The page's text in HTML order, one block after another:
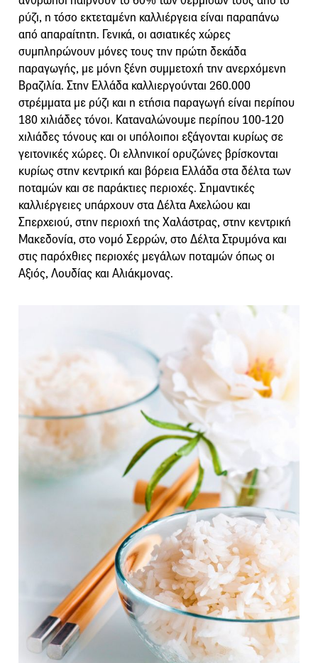
ρύζι, η τόσο εκτεταμένη καλλιέργεια είναι παραπάνω
από απαραίτητη. Γενικά, οι ασιατικές χώρες
συμπληρώνουν μόνες τους την πρώτη δεκάδα
παραγωγής, με μόνη ξένη συμμετοχή την ανερχόμενη
Βραζιλία. Στην Ελλάδα καλλιεργούνται 260.000
στρέμματα με ρύζι και η ετήσια παραγωγή είναι περίπου
180 χιλιάδες τόνοι. Καταναλώνουμε περίπου 100-120
χιλιάδες τόνους και οι υπόλοιποι εξάγονται κυρίως σε
γειτονικές χώρες. Οι ελληνικοί ορυζώνες βρίσκονται
κυρίως στην κεντρική και βόρεια Ελλάδα στα δέλτα των
ποταμών και σε παράκτιες περιοχές. Σημαντικές
καλλιέργειες υπάρχουν στα Δέλτα Αχελώου και
Σπερχειού, στην περιοχή της Χαλάστρας, στην κεντρική
Μακεδονία, στο νομό Σερρών, στο Δέλτα Στρυμόνα και
στις παρόχθιες περιοχές μεγάλων ποταμών όπως οι
Αξιός, Λουδίας και Αλιάκμονας.